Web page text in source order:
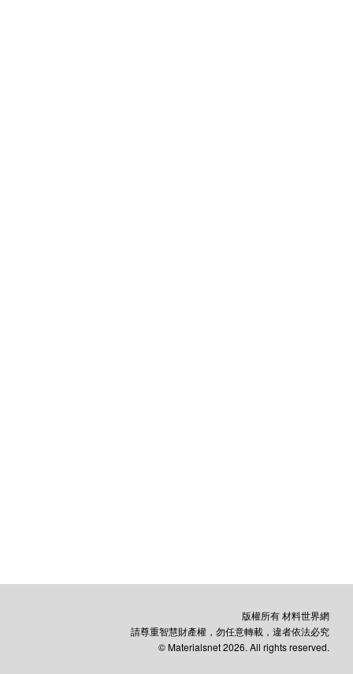
版權所有 材料世界網
請尊重智慧財產權，勿任意轉載，違者依法必究
© Materialsnet 2026. All rights reserved.